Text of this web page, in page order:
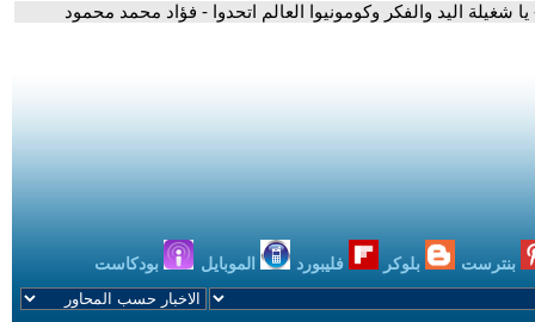
يا شغيلة اليد والفكر وكومونيوا العالم اتحدوا - فؤاد محمد محمود
بنترست بلوكر فليبورد الموبايل بودكاست